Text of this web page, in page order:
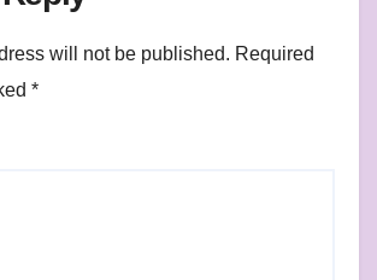
will not be published. Required
*